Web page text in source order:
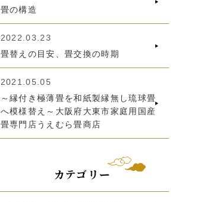
畳の構造
2022.03.23
畳替えの目安、畳交換の時期
2021.05.05
～縁付き極薄畳を和紙製縁無し琉球畳
へ模様替え～大阪府大東市家庭用国産
畳専門店うえむら畳商店
カテゴリー